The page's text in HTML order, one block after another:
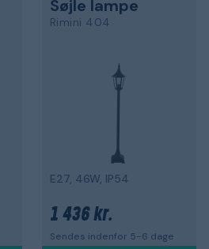
Søjle lampe
Rimini 404
E27, 46W, IP54
1 436 kr.
Sendes indenfor 5-6 dage